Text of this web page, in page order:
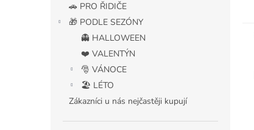
🚗 PRO ŘIDIČE
🎁 PODLE SEZÓNY
👻 HALLOWEEN
❤️ VALENTÝN
🎅 VÁNOCE
🏖️ LÉTO
Zákazníci u nás nejčastěji kupují